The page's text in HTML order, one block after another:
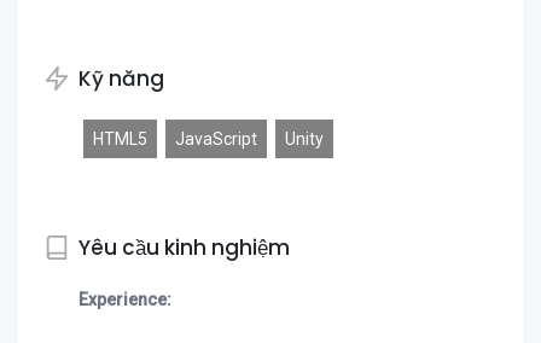
Kỹ năng
HTML5 JavaScript Unity
Yêu cầu kinh nghiệm
Experience: